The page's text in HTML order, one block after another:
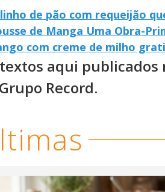
de pão com requeijão
de Manga Uma Obra-
com creme de milho
aqui
Record.